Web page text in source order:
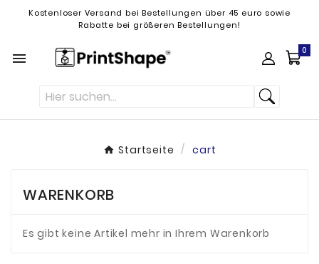
Kostenloser Versand bei Bestellungen über 45 euro sowie
Rabatte bei größeren Bestellungen!
 0
Startseite cart
WARENKORB
Es gibt keine Artikel mehr in Ihrem Warenkorb